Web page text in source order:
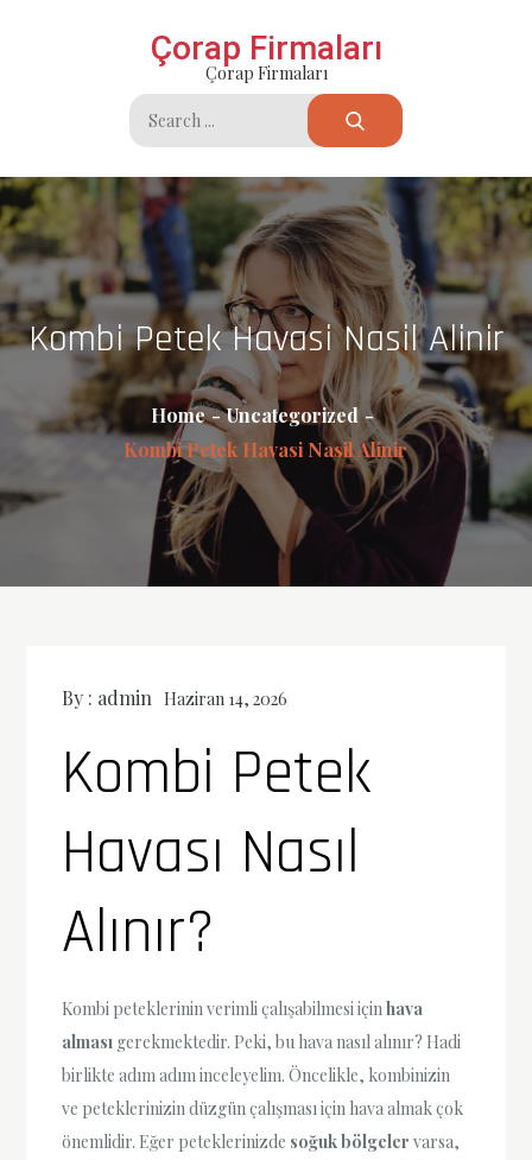
Çorap Firmaları
Çorap Firmaları
Search
for:
Kombi Petek Havasi Nasil Alinir
Home
Uncategorized
Kombi Petek Havasi Nasil Alinir
By : admin Haziran 14, 2026
Kombi Petek
Havası Nasıl
Alınır?
Kombi peteklerinin verimli çalışabilmesi içinhava
alması gerekmektedir. Peki, bu hava nasıl alınır? Hadi
birlikte adım adım inceleyelim. Öncelikle, kombinizin
ve peteklerinizin düzgün çalışması için hava almak çok
önemlidir. Eğer peteklerinizde soğuk bölgeler varsa,